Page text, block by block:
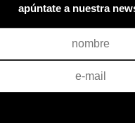
apúntate a nuestra